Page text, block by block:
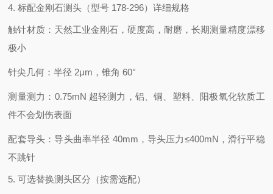
4. 标配金刚石测头（型号 178-296）详细规格
触针材质：天然工业金刚石，硬度高，耐磨，长期测量精度漂移
极小
针尖几何：半径 2μm，锥角 60°
测量测力：0.75mN 超轻测力，铝、铜、塑料、阳极氧化软质工
件不会划伤表面
配套导头：导头曲率半径 40mm，导头压力≤400mN，滑行平稳
不跳针
5. 可选替换测头区分（按需选配）